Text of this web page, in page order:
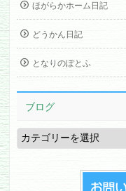
ほがらかホーム日記
どうかん日記
となりのぽとふ
ブログ
ブ
ロ
グ